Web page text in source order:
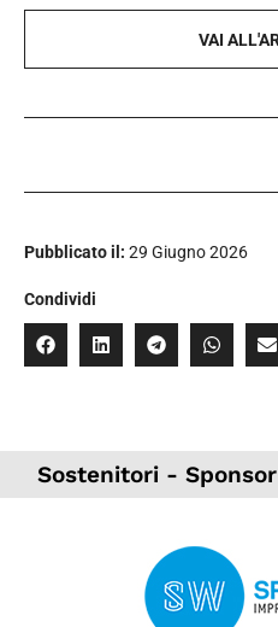
VAI
Condividi
Pubblicato il: 29 Giugno 2026
Sostenitori - Sponsor